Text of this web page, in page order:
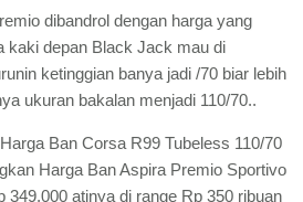
dibandrol dengan harga yang
kaki depan Black Jack mau di
ketinggian banya jadi /70 biar lebih
ukuran bakalan menjadi 110/70..
Ban Corsa R99 Tubeless 110/70
Harga Ban Aspira Premio Sportivo
349,000 atinya di range Rp 350 ribuan